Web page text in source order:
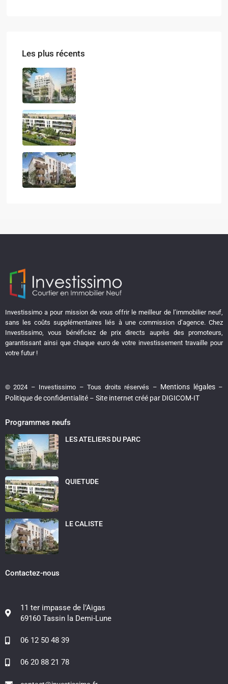
Les plus récents
Investissimo a pour mission de vous offrir le meilleur de l’immobilier neuf,
sans les coûts supplémentaires liés à une commission d’agence. Chez
Investissimo, vous bénéficiez de prix directs auprès des promoteurs,
garantissant ainsi que chaque euro de votre investissement travaille pour
votre futur !
© 2024 – Investissimo – Tous droits réservés – Mentions légales–
Politique de confidentialité – Site internet créé par DIGICOM-IT
Programmes neufs
LES ATELIERS DU PARC
QUIETUDE
LE CALISTE
Contactez-nous
11 ter impasse de l’Aigas
69160 Tassin la Demi-Lune
06 12 50 48 39
06 20 88 21 78